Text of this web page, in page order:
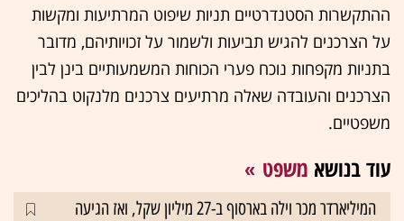
ההתקשרות הסטנדרטיים תניות שיפוט המרתיעות ומקשות
על הצרכנים להגיש תביעות ולשמור על זכויותיהם, מדובר
בתניות מקפחות נוכח פערי הכוחות המשמעותיים בינן לבין
הצרכנים והעובדה שאלה מרתיעים צרכנים מלנקוט בהליכים
משפטיים.
עוד בנושא משפט
המיליארדר מכר וילה בארסוף ב-27 מיליון שקל, ואז הגיעה